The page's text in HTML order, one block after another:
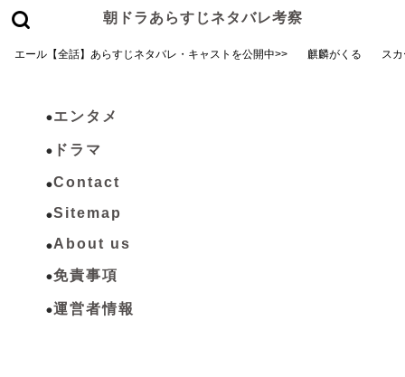
朝ドラあらすじネタバレ考察
エール【全話】あらすじネタバレ・キャストを公開中>> 麒麟がくる ス
エンタメ
ドラマ
Contact
Sitemap
About us
免責事項
運営者情報